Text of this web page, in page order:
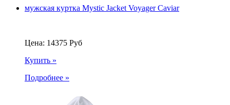
мужская куртка Mystic Jacket Voyager Caviar
Цена: 14375 Руб
Купить »
Подробнее »